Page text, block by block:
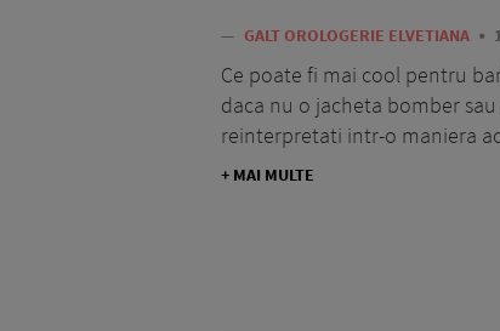
— GALT OROLOGERIE ELVETIANA
Ce poate fi mai cool pentru
daca nu o jacheta bomber
reinterpretati intr-o maniera
+ MAI MULTE